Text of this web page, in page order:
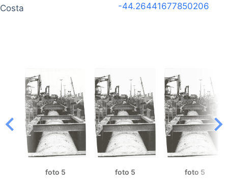
foto 5 foto 5 foto 5
Costa
-44.26441677850206